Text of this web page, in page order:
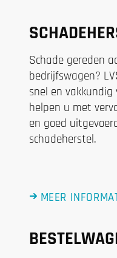
Schade gereden
bedrijfswagen?
snel en vakkundig
helpen u met
en goed
schadeherstel.
MEER